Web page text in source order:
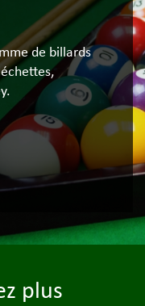
de billards
plus